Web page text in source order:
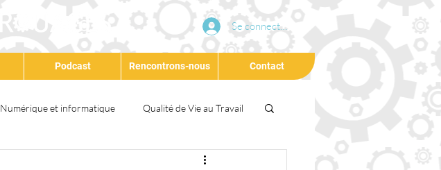
Se connecter
Podcast Rencontrons-nous Contact
Numérique et informatique Qualité de Vie au Travail